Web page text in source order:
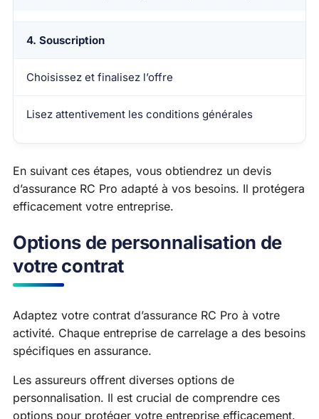
4. Souscription
Choisissez et finalisez l’offre
Lisez attentivement les conditions générales
En suivant ces étapes, vous obtiendrez un devis
d’assurance RC Pro adapté à vos besoins. Il protégera
efficacement votre entreprise.
Options de personnalisation de
votre contrat
Adaptez votre contrat d’assurance RC Pro à votre
activité. Chaque entreprise de carrelage a des besoins
spécifiques en assurance.
Les assureurs offrent diverses options de
personnalisation. Il est crucial de comprendre ces
options pour protéger votre entreprise efficacement.